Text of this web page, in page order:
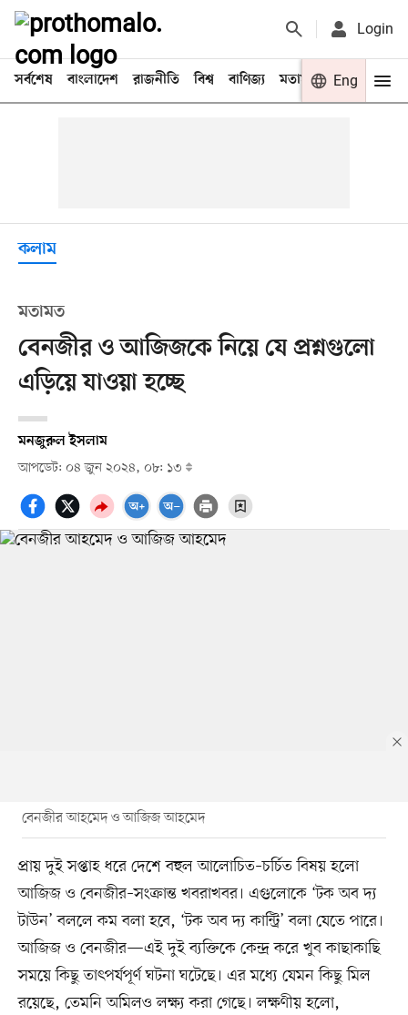
Login
সর্বশেষ বাংলাদেশ রাজনীতি বিশ্ব বাণিজ্য মতামত খেলা
Eng
কলাম
মতামত
বেনজীর ও আজিজকে নিয়ে যে প্রশ্নগুলো
এড়িয়ে যাওয়া হচ্ছে
মনজুরুল ইসলাম
আপডেট: ০৪ জুন ২০২৪, ০৮: ১৩
বেনজীর আহমেদ ও আজিজ আহমেদ
প্রায় দুই সপ্তাহ ধরে দেশে বহুল আলোচিত–চর্চিত বিষয় হলো
আজিজ ও বেনজীর–সংক্রান্ত খবরাখবর। এগুলোকে ‘টক অব দ্য
টাউন’ বললে কম বলা হবে, ‘টক অব দ্য কান্ট্রি’ বলা যেতে পারে।
আজিজ ও বেনজীর—এই দুই ব্যক্তিকে কেন্দ্র করে খুব কাছাকাছি
সময়ে কিছু তাৎপর্যপূর্ণ ঘটনা ঘটেছে। এর মধ্যে যেমন কিছু মিল
রয়েছে, তেমনি অমিলও লক্ষ্য করা গেছে। লক্ষণীয় হলো,